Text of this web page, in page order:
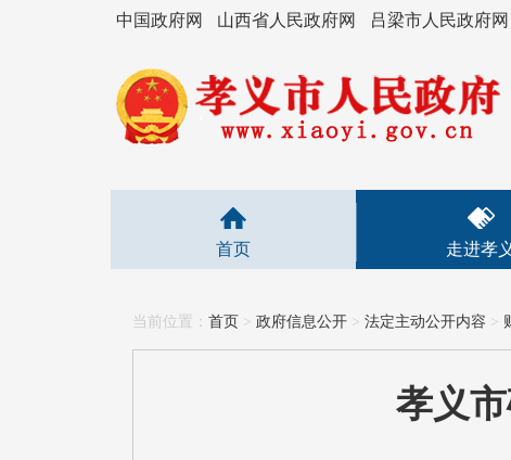
中国政府网 山西省人民政府网 吕梁市人民政府网
首页 走进孝义
当前位置： 首页 > 政府信息公开 > 法定主动公开内容 >
孝义